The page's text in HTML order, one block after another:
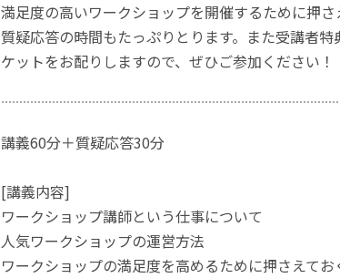
満足度の高いワークショップを開催するために押
質疑応答の時間もたっぷりとります。また受講者
ケットをお配りしますので、ぜひご参加ください！
講義60分＋質疑応答30分
[講義内容]
ワークショップ講師という仕事について
人気ワークショップの運営方法
ワークショップの満足度を高めるために押さえてお